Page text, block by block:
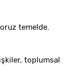
temelde.
toplumsal